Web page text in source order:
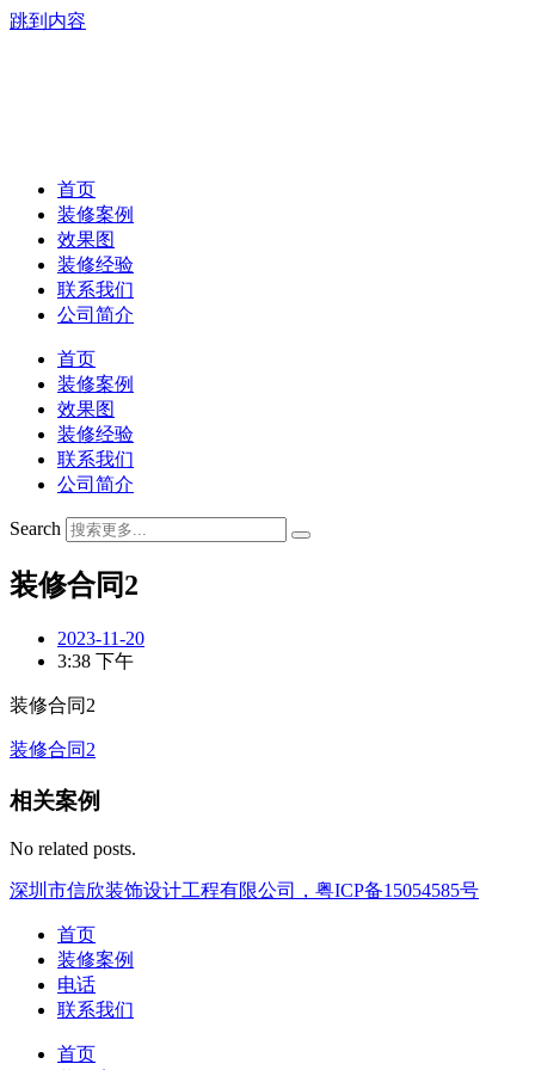
跳到内容
首页
装修案例
效果图
装修经验
联系我们
公司简介
首页
装修案例
效果图
装修经验
联系我们
公司简介
Search
装修合同2
2023-11-20
3:38 下午
装修合同2
装修合同2
相关案例
No related posts.
深圳市信欣装饰设计工程有限公司，粤ICP备15054585号
首页
装修案例
电话
联系我们
首页